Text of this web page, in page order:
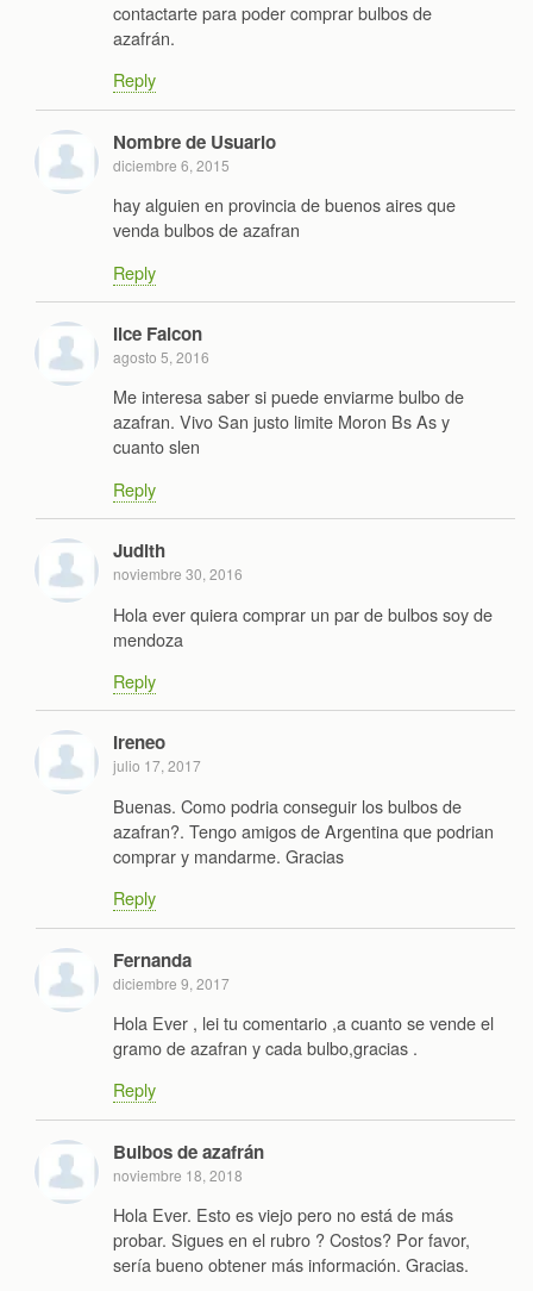
contactarte para poder comprar bulbos de
azafrán.
Reply
Nombre de Usuario
diciembre 6, 2015
hay alguien en provincia de buenos aires que
venda bulbos de azafran
Reply
Ilce Falcon
agosto 5, 2016
Me interesa saber si puede enviarme bulbo de
azafran. Vivo San justo limite Moron Bs As y
cuanto slen
Reply
Judith
noviembre 30, 2016
Hola ever quiera comprar un par de bulbos soy de
mendoza
Reply
Ireneo
julio 17, 2017
Buenas. Como podria conseguir los bulbos de
azafran?. Tengo amigos de Argentina que podrian
comprar y mandarme. Gracias
Reply
Fernanda
diciembre 9, 2017
Hola Ever , lei tu comentario ,a cuanto se vende el
gramo de azafran y cada bulbo,gracias .
Reply
Bulbos de azafrán
noviembre 18, 2018
Hola Ever. Esto es viejo pero no está de más
probar. Sigues en el rubro ? Costos? Por favor,
sería bueno obtener más información. Gracias.